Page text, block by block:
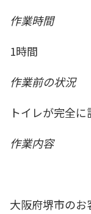
作業時間
1時間
作業前の状況
トイレが完全に
作業内容
大阪府堺市のお